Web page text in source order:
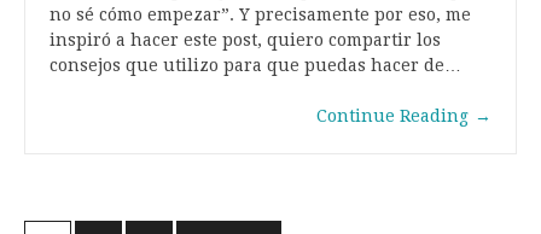
no sé cómo empezar”. Y precisamente por eso, me
inspiró a hacer este post, quiero compartir los
consejos que utilizo para que puedas hacer de…
Continue Reading →